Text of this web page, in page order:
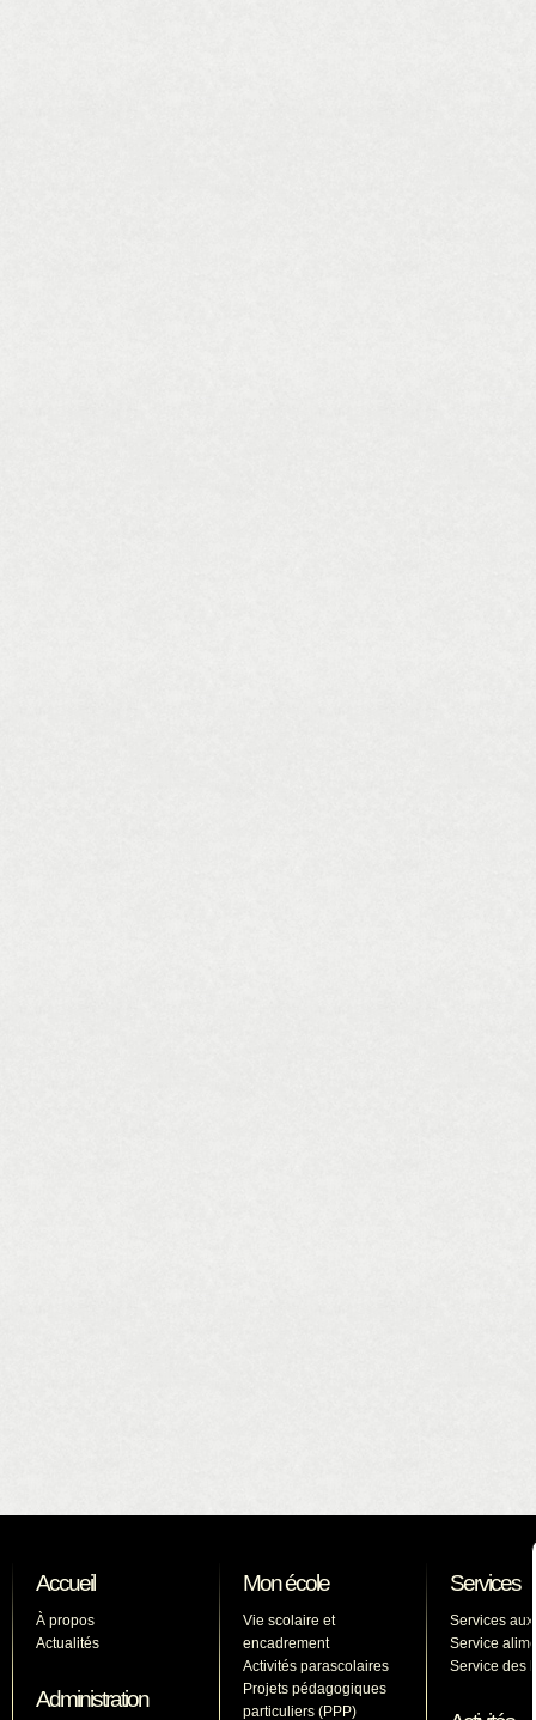
Accueil
À propos
Actualités
Administration
Mon école
Vie scolaire et
encadrement
Activités parascolaires
Projets pédagogiques
particuliers (PPP)
Services
Services
Service
Service des